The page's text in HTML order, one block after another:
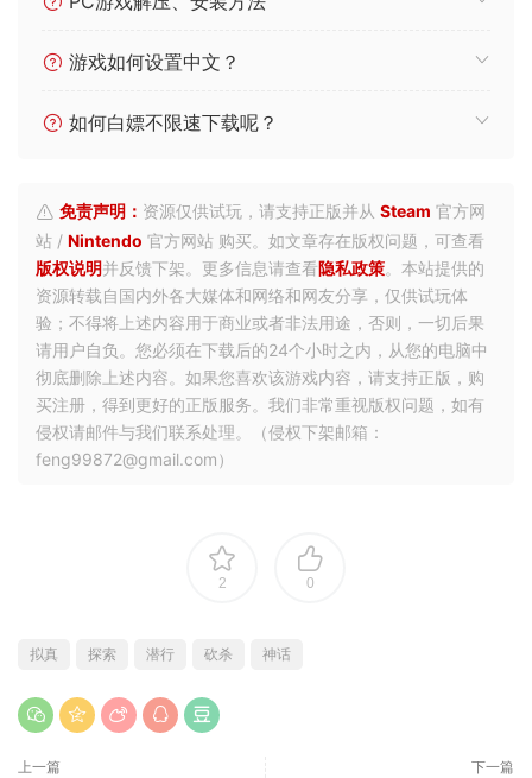
游戏如何设置中文？
如何白嫖不限速下载呢？
免责声明： 资源仅供试玩，请支持正版并从 Steam 官方网
站 / Nintendo 官方网站 购买。如文章存在版权问题，可查看
版权说明并反馈下架。更多信息请查看隐私政策。本站提供的
资源转载自国内外各大媒体和网络和网友分享，仅供试玩体
验；不得将上述内容用于商业或者非法用途，否则，一切后果
请用户自负。您必须在下载后的24个小时之内，从您的电脑中
彻底删除上述内容。如果您喜欢该游戏内容，请支持正版，购
买注册，得到更好的正版服务。我们非常重视版权问题，如有
侵权请邮件与我们联系处理。（侵权下架邮箱：
feng99872@gmail.com）
2 0
拟真 探索 潜行 砍杀 神话
上一篇 下一篇